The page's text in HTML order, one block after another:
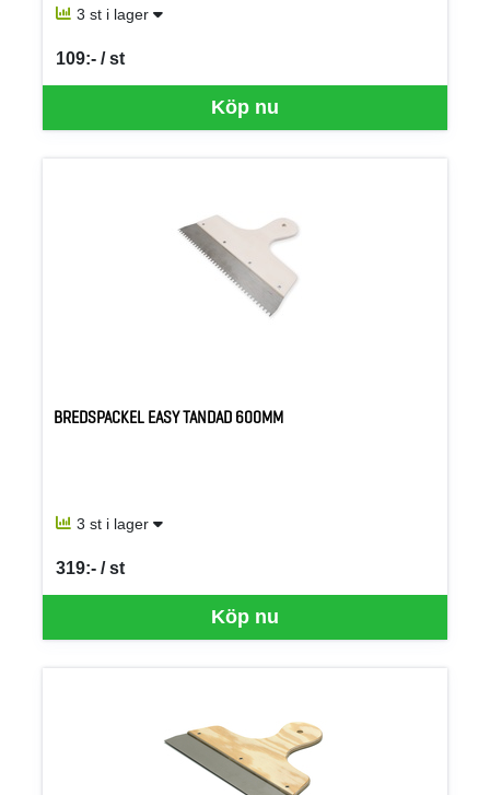
3 st i lager
Köp nu
109:- / st
SEK per ST
BREDSPACKEL EASY TANDAD 600MM
3 st i lager
Köp nu
319:- / st
SEK per ST